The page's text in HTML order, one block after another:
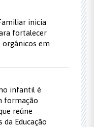
inicia
fortalecer
orgânicos em
infantil é
formação
reúne
Educação